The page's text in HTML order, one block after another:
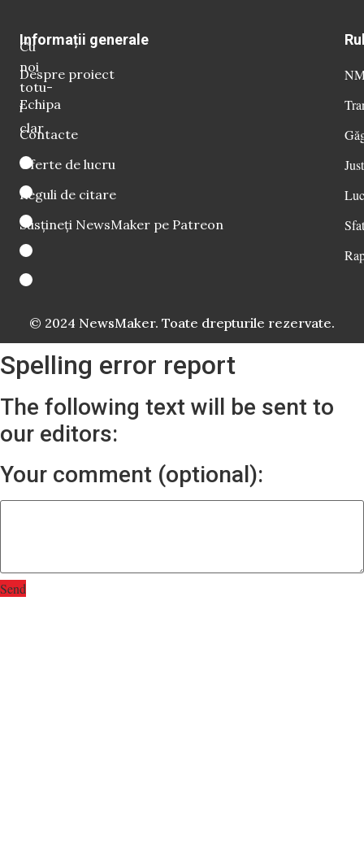
Cu
noi
totu-
i
clar
Informații generale
Despre proiect
Echipa
Contacte
Oferte de lucru
Reguli de citare
Susțineți NewsMaker pe Patreon
© 2024 NewsMaker. Toate drepturile rezervate.
Spelling error report
The following text will be sent to
our editors:
Your comment (optional):
Send